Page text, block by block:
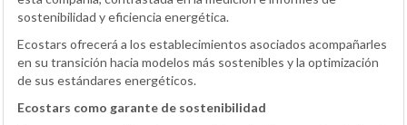
sostenibilidad y eficiencia energética.
Ecostars ofrecerá a los establecimientos asociados acompañarles
en su transición hacia modelos más sostenibles y la optimización
de sus estándares energéticos.
Ecostars como garante de sostenibilidad